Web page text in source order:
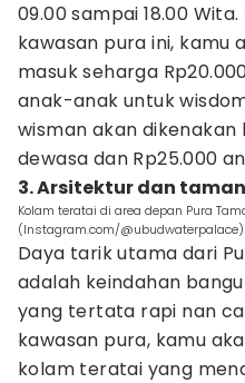
09.00 sampai 18.00
kawasan pura ini, kamu
masuk seharga
anak-anak untuk
wisman akan dikenakan
dewasa dan Rp25.000
3. Arsitektur dan
Kolam teratai di area depan Pura
(Instagram.com/@ubudwaterpalace)
Daya tarik utama dari
adalah keindahan
yang tertata rapi nan
kawasan pura, kamu
kolam teratai yang